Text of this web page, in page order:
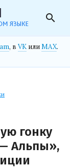
search
, в VK илиMAX.
гонку
Альпы»,